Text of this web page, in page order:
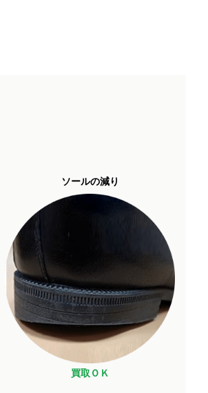
ソールの減り
買取ＯＫ